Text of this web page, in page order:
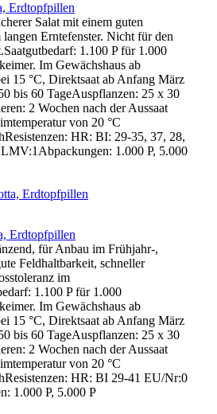
Erdtopfpillen
Salat mit einem guten
Erntefenster. Nicht für den
1.100 P für 1.000
Im Gewächshaus ab
15 °C, Direktsaat ab Anfang März
bis 60 TageAuspflanzen: 25 x 30
2 Wochen nach der Aussaat
von 20 °C
HR: BI: 29-35, 37, 28,
1.000 P, 5.000
Erdtopfpillen
für Anbau im Frühjahr-,
Feldhaltbarkeit, schneller
im
1.100 P für 1.000
Im Gewächshaus ab
15 °C, Direktsaat ab Anfang März
bis 60 TageAuspflanzen: 25 x 30
2 Wochen nach der Aussaat
von 20 °C
HR: BI 29-41 EU/Nr:0
1.000 P, 5.000 P